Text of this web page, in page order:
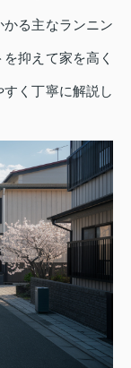
る主なランニン
抑えて家を高く
く丁寧に解説し